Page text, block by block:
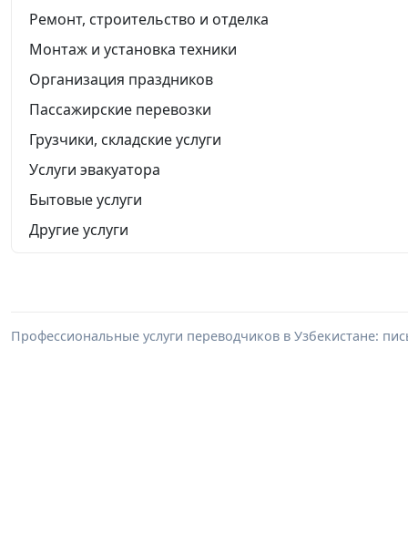
Ремонт, строительство и отделка
Монтаж и установка техники
Организация праздников
Пассажирские перевозки
Грузчики, складские услуги
Услуги эвакуатора
Бытовые услуги
Другие услуги
Профессиональные услуги переводчиков в Узбекистане: